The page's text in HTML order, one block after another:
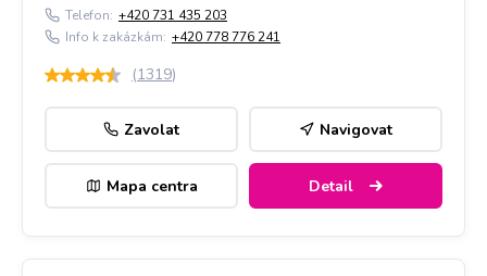
Telefon: +420 731 435 203
Info k zakázkám: +420 778 776 241
(1319)
Zavolat Navigovat
Mapa centra Detail